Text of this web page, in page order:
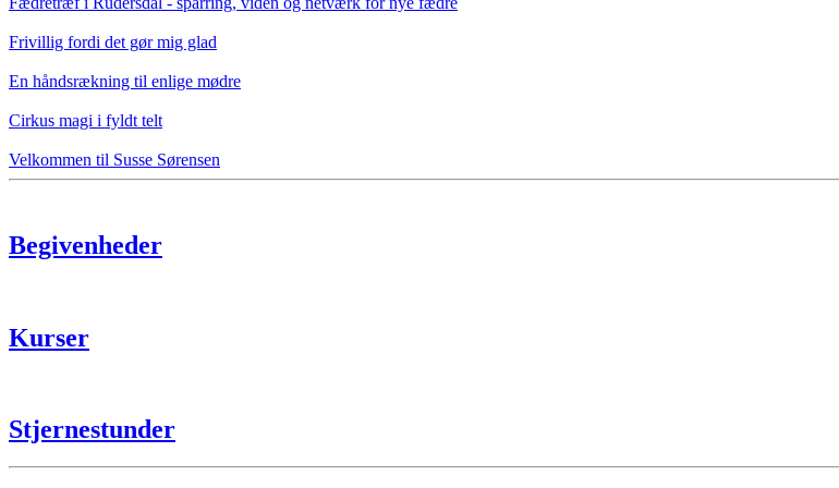
Frivillig fordi det gør mig glad
En håndsrækning til enlige mødre
Cirkus magi i fyldt telt
Velkommen til Susse Sørensen
Begivenheder
Kurser
Stjernestunder